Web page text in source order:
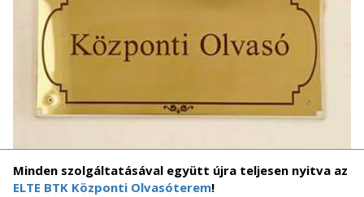
Minden szolgáltatásával együtt újra teljesen nyitva az
ELTE BTK Központi Olvasóterem!